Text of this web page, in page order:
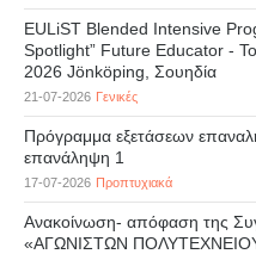
EULiST Blended Intensive
Spotlight” Future Educator -
2026 Jönköping, Σουηδία
21-07-2026 Γενικές
Πρόγραμμα εξετάσεων
επανάληψη 1
17-07-2026 Προπτυχιακά
Ανακοίνωση- απόφαση της
«ΑΓΩΝΙΣΤΩΝ